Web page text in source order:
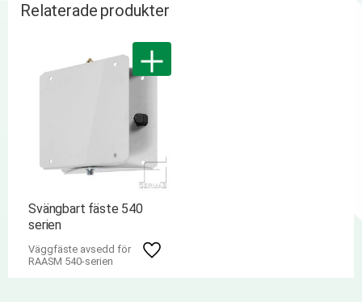
Relaterade produkter
Svängbart fäste 540
serien
Väggfäste avsedd för
RAASM 540-serien
Lägg till i favoriter